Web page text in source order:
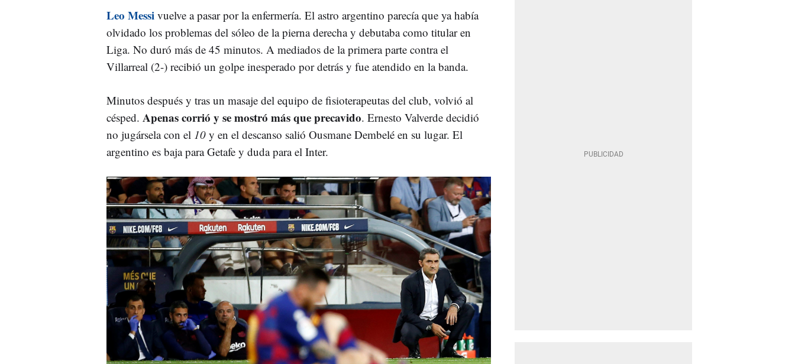
Leo Messi vuelve a pasar por la enfermería. El astro argentino parecía que ya había
olvidado los problemas del sóleo de la pierna derecha y debutaba como titular en
Liga. No duró más de 45 minutos. A mediados de la primera parte contra el
Villarreal (2-) recibió un golpe inesperado por detrás y fue atendido en la banda.
Minutos después y tras un masaje del equipo de fisioterapeutas del club, volvió al
césped. Apenas corrió y se mostró más que precavido. Ernesto Valverde decidió
no jugársela con el 10 y en el descanso salió Ousmane Dembelé en su lugar. El
argentino es baja para Getafe y duda para el Inter.